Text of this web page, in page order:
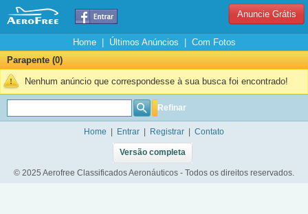
Anuncie Grátis
Home| Últimos Anúncios
Com Fotos
Parapente (0)
Nenhum anúncio que correspondesse à sua busca foi encontrado!
Refinar
Home Entrar Registrar Contato
Versão completa
© 2025 Aerofree Classificados Aeronáuticos - Todos os direitos reservados.